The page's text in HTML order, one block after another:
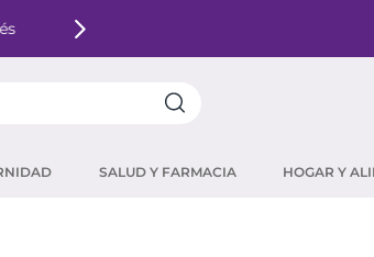
SALUD Y FARMACIA HOGAR Y